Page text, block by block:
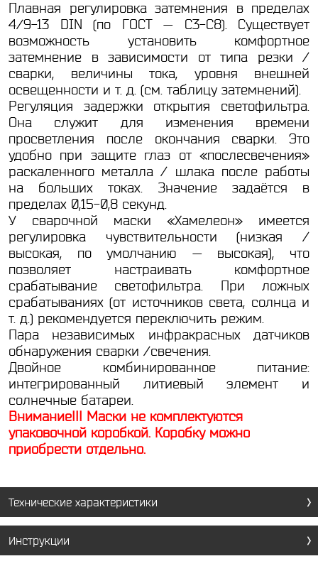
Плавная регулировка затемнения в пределах
4/9-13 DIN (по ГОСТ — С3-С8). Существует
возможность установить комфортное
затемнение в зависимости от типа резки /
сварки, величины тока, уровня внешней
освещенности и т. д. (см. таблицу затемнений).
Регуляция задержки открытия светофильтра.
Она служит для изменения времени
просветления после окончания сварки. Это
удобно при защите глаз от «послесвечения»
раскаленного металла / шлака после работы
на больших токах. Значение задаётся в
пределах 0,15-0,8 секунд.
У сварочной маски «Хамелеон» имеется
регулировка чувствительности (низкая /
высокая, по умолчанию — высокая), что
позволяет настраивать комфортное
срабатывание светофильтра. При ложных
срабатываниях (от источников света, солнца и
т. д.) рекомендуется переключить режим.
Пара независимых инфракрасных датчиков
обнаружения сварки /свечения.
Двойное комбинированное питание:
интегрированный литиевый элемент и
солнечные батареи.
Внимание!!! Маски не комплектуются
упаковочной коробкой. Коробку можно
приобрести отдельно.
Технические характеристики
Инструкции